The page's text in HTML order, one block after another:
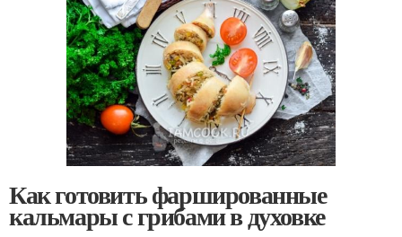
Как готовить фаршированные
кальмары с грибами в духовке